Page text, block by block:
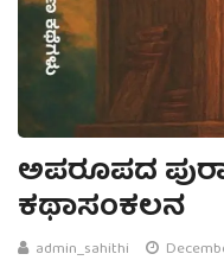
ಅಪರೂಪದ
ಕಥಾಸಂಕಲನ
admin_sahithi